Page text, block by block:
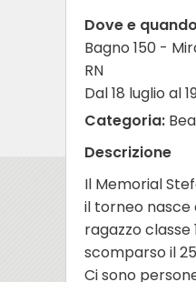
Dove e
Bagno 150 -
RN
Dal 18 luglio al
Categoria:
Descrizione
Il Memorial
il torneo nasce
ragazzo
scomparso il
Ci sono